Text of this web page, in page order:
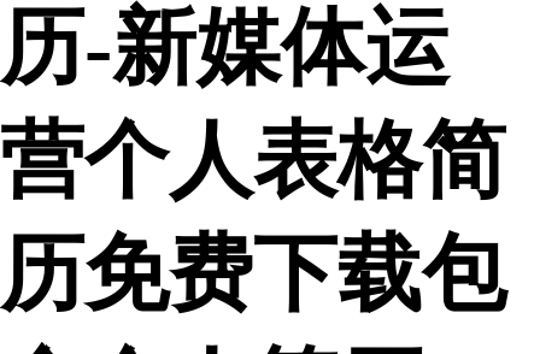
历-新媒体运
营个人表格简
历免费下载包